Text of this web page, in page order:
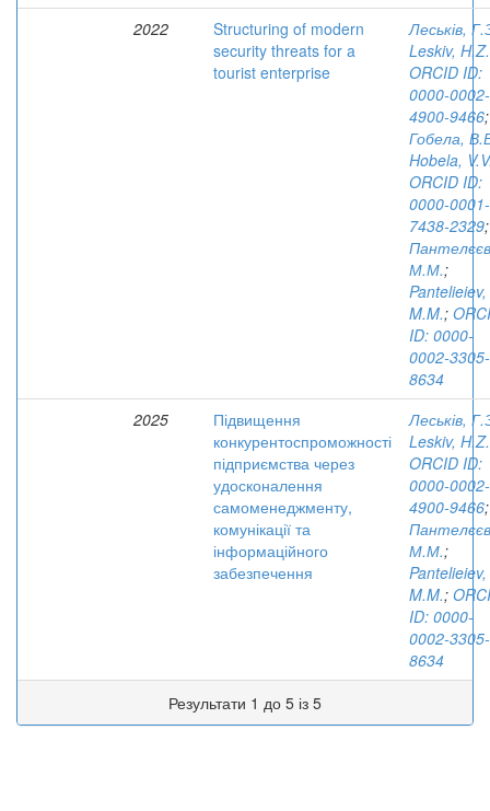
2022
Structuring of modern
security threats for a
tourist enterprise
Леськів,
Leskiv, H.Z.
ORCID ID:
0000-0002-
4900-9466;
Гобела,
Hobela,
ORCID ID:
0000-0001-
7438-2329;
М.М.;
Pantelieiev,
M.M.;
ID: 0000-
0002-3305-
8634
2025
Підвищення
конкурентоспроможності
підприємства через
удосконалення
самоменеджменту,
комунікації та
інформаційного
забезпечення
Леськів,
Leskiv, H.Z.
ORCID ID:
0000-0002-
4900-9466;
М.М.;
Pantelieiev,
M.M.;
ID: 0000-
0002-3305-
8634
Результати 1 до 5 із 5